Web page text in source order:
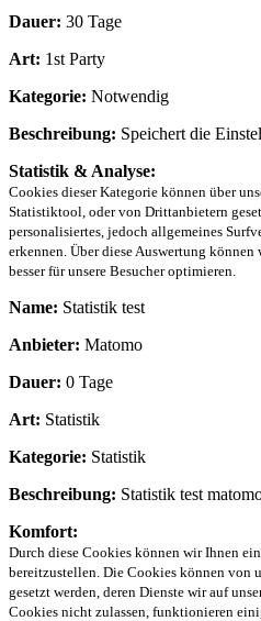
Dauer: 30 Tage
Art: 1st Party
Kategorie: Notwendig
Beschreibung: Speichert die
Statistik & Analyse:
Cookies dieser Kategorie können über
Statistiktool, oder von Drittanbietern
personalisiertes, jedoch allgemeines
erkennen. Über diese Auswertung können
besser für unsere Besucher optimieren.
Name: Statistik test
Anbieter: Matomo
Dauer: 0 Tage
Art: Statistik
Kategorie: Statistik
Beschreibung: Statistik test
Komfort:
Durch diese Cookies können wir Ihnen
bereitzustellen. Die Cookies können von
gesetzt werden, deren Dienste wir auf
Cookies nicht zulassen, funktionieren